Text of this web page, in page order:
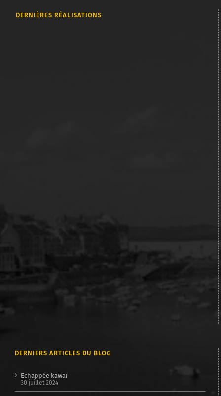
DERNIÈRES RÉALISATIONS
DERNIERS ARTICLES DU BLOG
Echappée kawaï
30 juillet 2024